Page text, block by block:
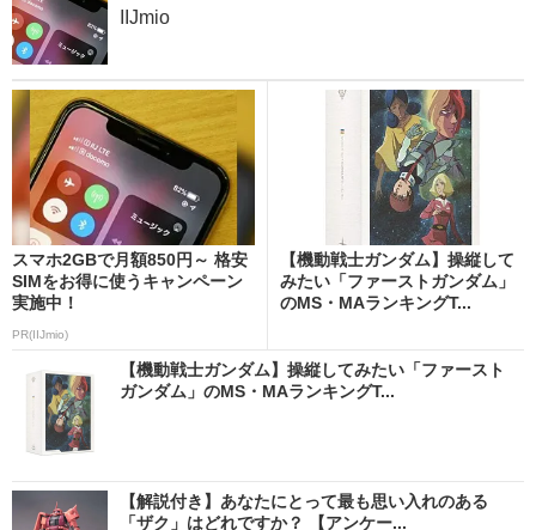
IIJmio
スマホ2GBで月額850円～ 格安
SIMをお得に使うキャンペーン
実施中！
PR(IIJmio)
【機動戦士ガンダム】操縦して
みたい「ファーストガンダム」
のMS・MAランキングT...
【機動戦士ガンダム】操縦してみたい「ファースト
ガンダム」のMS・MAランキングT...
【解説付き】あなたにとって最も思い入れのある
「ザク」はどれですか？ 【アンケー...